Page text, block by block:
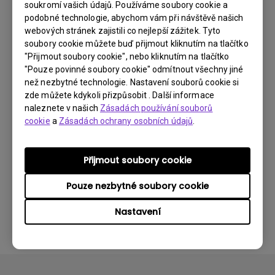
soukromí vašich údajů. Používáme soubory cookie a
podobné technologie, abychom vám při návštěvě našich
webových stránek zajistili co nejlepší zážitek. Tyto
soubory cookie můžete buď přijmout kliknutím na tlačítko
"Přijmout soubory cookie", nebo kliknutím na tlačítko
"Pouze povinné soubory cookie" odmítnout všechny jiné
než nezbytné technologie. Nastavení souborů cookie si
zde můžete kdykoli přizpůsobit . Další informace
naleznete v našich Zásadách používání souborů
cookie a Zásadách ochrany osobních údajů
Nastavení
Pouze nezbytné soubory cookie
Přijmout soubory cookie
Aplikace na mém Android TV se někdy
neočekávaně ukončí a systém přejde na
domovskou obrazovku. Jak to mohu vyřešit?